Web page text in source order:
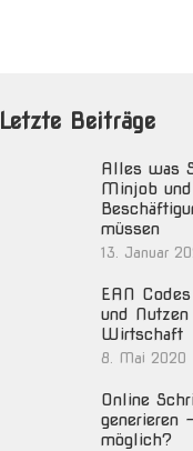
Letzte Beiträge
Alles was
Minjob
müssen
13. Januar
EAN
und
Wirtschaft
8. Mai 2020
Online
generieren
möglich?